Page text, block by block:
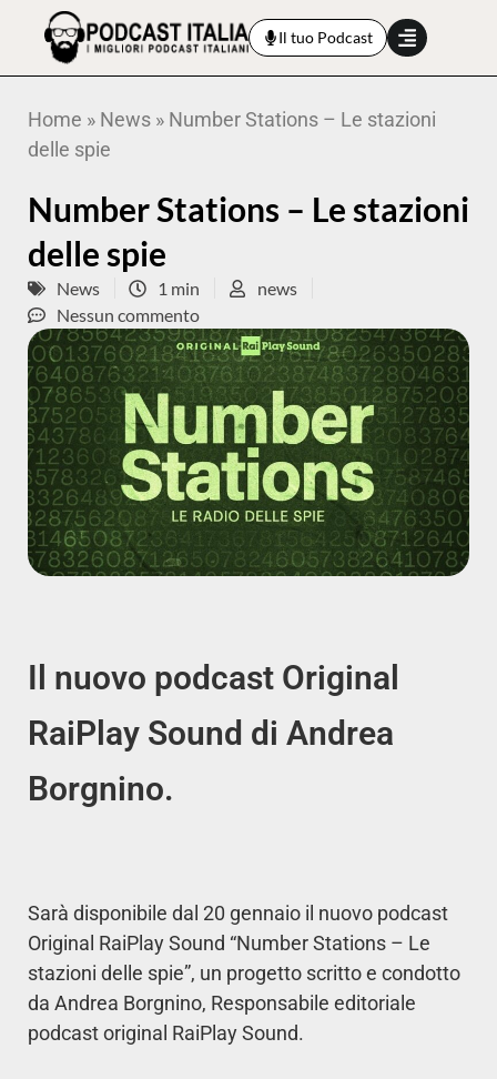
Il tuo Podcast
Home » News » Number Stations – Le stazioni
delle spie
Number Stations – Le stazioni
delle spie
News 1 min
news
Nessun commento
Il nuovo podcast Original
RaiPlay Sound di Andrea
Borgnino.
Sarà disponibile dal 20 gennaio il nuovo podcast
Original RaiPlay Sound “Number Stations – Le
stazioni delle spie”, un progetto scritto e condotto
da Andrea Borgnino, Responsabile editoriale
podcast original RaiPlay Sound.